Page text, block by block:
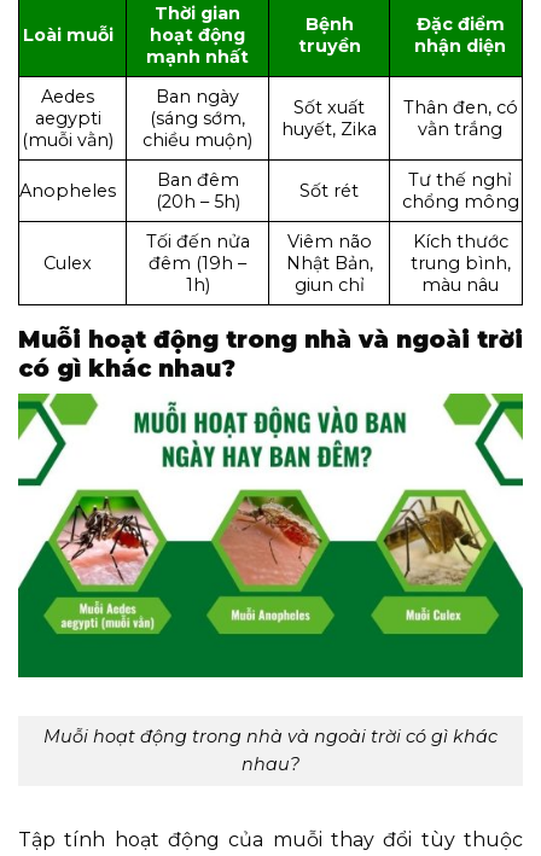
Loài muỗi
Thời gian
hoạt động
mạnh nhất
Bệnh
truyền
Đặc điểm
nhận diện
Aedes
aegypti
(muỗi vằn)
Ban ngày
(sáng sớm,
chiều muộn)
Sốt xuất
huyết, Zika
Thân đen, có
vằn trắng
Anopheles
Ban đêm
(20h – 5h)
Sốt rét
Tư thế nghỉ
chổng mông
Culex
Tối đến nửa
đêm (19h –
1h)
Viêm não
Nhật Bản,
giun chỉ
Kích thước
trung bình,
màu nâu
Muỗi hoạt động trong nhà và ngoài trời
có gì khác nhau?
Muỗi hoạt động trong nhà và ngoài trời có gì khác
nhau?
Tập tính hoạt động của muỗi thay đổi tùy thuộc